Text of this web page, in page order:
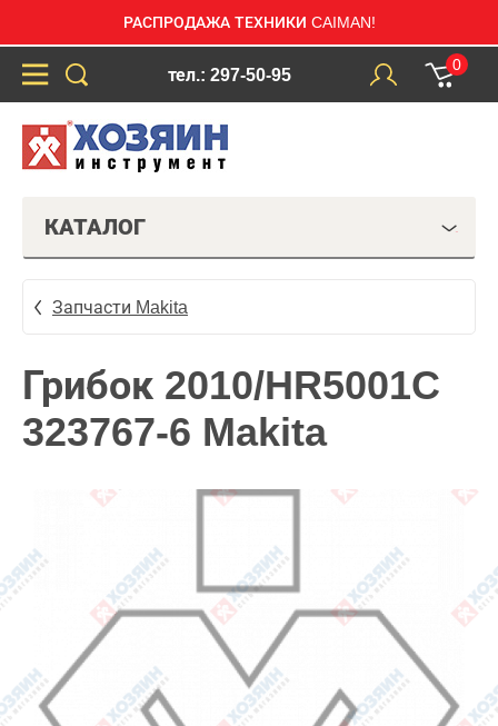
РАСПРОДАЖА ТЕХНИКИ CAIMAN!
тел.: 297-50-95
0
КАТАЛОГ
Запчасти Makita
Грибок 2010/HR5001C
323767-6 Makita